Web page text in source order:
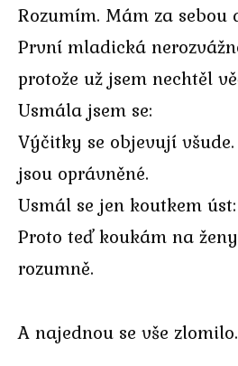
Rozumím. Mám za sebou
První mladická
protože už jsem nechtěl
Usmála jsem se:
Výčitky se objevují
jsou oprávněné.
Usmál se jen koutkem úst:
Proto teď koukám na
rozumně.
A najednou se vše zlomilo.